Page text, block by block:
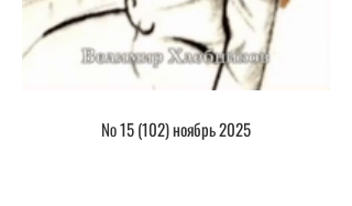
№ 15 (102) ноябрь 2025